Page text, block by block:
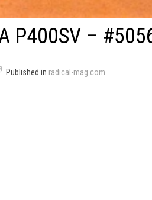
P400SV –
Published in radical-mag.com